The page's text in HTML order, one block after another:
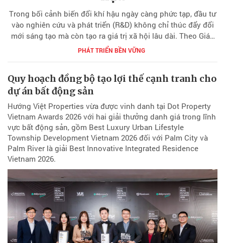
Trong bối cảnh biến đổi khí hậu ngày càng phức tạp, đầu tư
vào nghiên cứu và phát triển (R&D) không chỉ thúc đẩy đổi
mới sáng tạo mà còn tạo ra giá trị xã hội lâu dài. Theo Giáo
sư Lars Peter Hansen, việc định giá đúng các lợi ích này là
PHÁT TRIỂN BỀN VỮNG
Quy hoạch đồng bộ tạo lợi thế cạnh tranh cho
dự án bất động sản
Hướng Việt Properties vừa được vinh danh tại Dot Property
Vietnam Awards 2026 với hai giải thưởng danh giá trong lĩnh
vực bất động sản, gồm Best Luxury Urban Lifestyle
Township Development Vietnam 2026 đối với Palm City và
Palm River là giải Best Innovative Integrated Residence
Vietnam 2026.